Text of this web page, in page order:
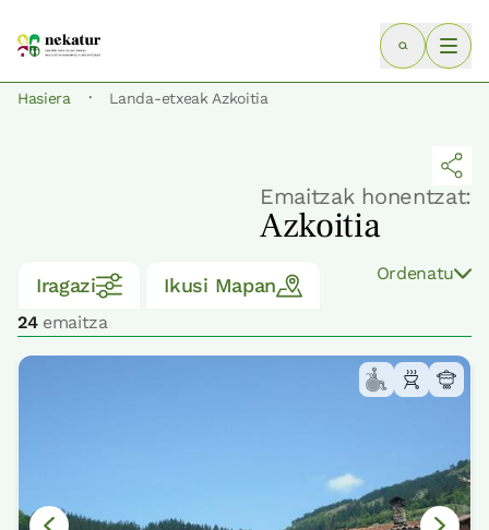
Hasiera · Landa-etxeak Azkoitia
Emaitzak honentzat:
Azkoitia
Iragazi Ikusi Mapan
24emaitza
Ordenatu